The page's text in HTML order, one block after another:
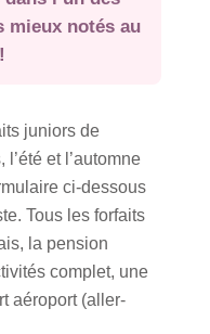
mieux notés au
juniors de
et l’automne
ci-dessous
Tous les forfaits
la pension
complet, une
aéroport (aller-